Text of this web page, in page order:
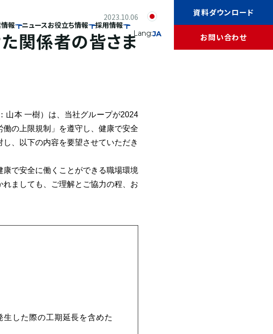
報 ニュースお役立ち情報 採用情報
資料ダウンロード
お問い合わせ
Lang:JA
2023.10.06
た関係者の皆さま
山本 一樹）は、当社グループが2024
の上限規制」を遵守し、健康で安全
、以下の内容を要望させていただき
で安全に働くことができる職場環境
ましても、ご理解とご協力の程、お
した際の工期延長を含めた